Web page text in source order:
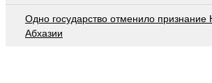
Одно государство отменило
Абхазии